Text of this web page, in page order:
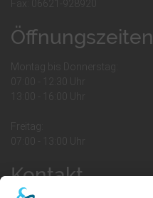
Fax: 06621-928920
Öffnungszeiten
Montag bis Donnerstag:
07:00 - 12:30 Uhr
13:00 - 16:00 Uhr
Freitag:
07:00 - 13:00 Uhr
Kontakt